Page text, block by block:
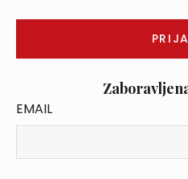
EMAIL